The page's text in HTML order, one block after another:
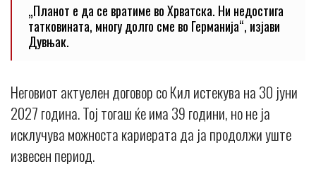
„Планот е да се вратиме во Хрватска. Ни недостига
татковината, многу долго сме во Германија“, изјави
Дувњак.
Неговиот актуелен договор со Кил истекува на 30 јуни
2027 година. Тој тогаш ќе има 39 години, но не ја
исклучува можноста кариерата да ја продолжи уште
извесен период.